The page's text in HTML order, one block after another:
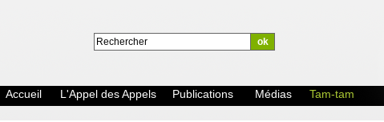
Accueil L'Appel des Appels Publications Médias Tam-tam